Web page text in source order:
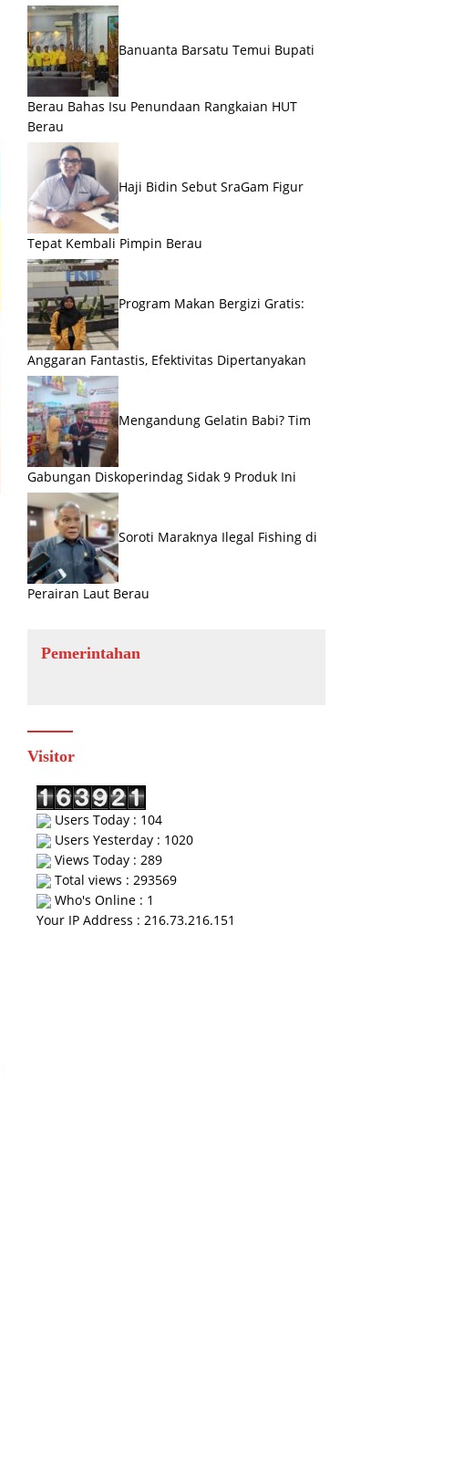
Banuanta Barsatu Temui Bupati
Berau Bahas Isu Penundaan Rangkaian HUT
Berau
Haji Bidin Sebut SraGam Figur
Tepat Kembali Pimpin Berau
Program Makan Bergizi Gratis:
Anggaran Fantastis, Efektivitas Dipertanyakan
Mengandung Gelatin Babi? Tim
Gabungan Diskoperindag Sidak 9 Produk Ini
Soroti Maraknya Ilegal Fishing di
Perairan Laut Berau
Pemerintahan
Visitor
Users Today : 104
Users Yesterday : 1020
Views Today : 289
Total views : 293569
Who's Online : 1
Your IP Address : 216.73.216.151